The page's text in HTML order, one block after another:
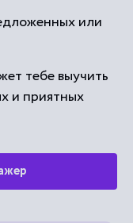
или
тебе выучить
и приятных